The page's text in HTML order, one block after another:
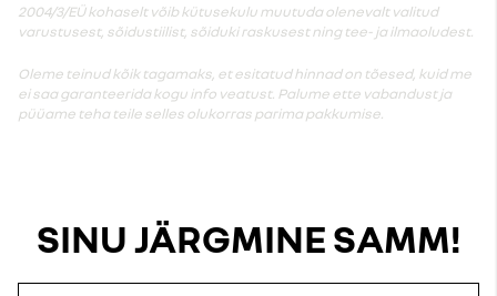
2004/3/EÜ kohaselt võib kütusekulu muutuda olenevalt valitud
varustusest, sõidustiilist, sõiduki raskusest ning tee- ja ilmaoludest.
Oleme teinud kõik tagamaks, et esitatud hinnad on tõesed, kuid me
ei saa garanteerida kogu info veatust. Palume ette vabandust ja
püüame teha teile selles olukorras parima pakkumise.
SINU JÄRGMINE SAMM!